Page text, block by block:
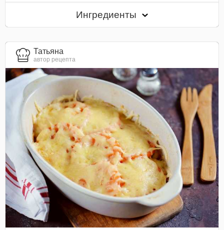
Ингредиенты
Татьяна
автор рецепта